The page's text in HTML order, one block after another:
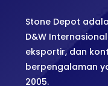
Stone Depot
D&W
eksportir, dan
berpengalaman
2005.